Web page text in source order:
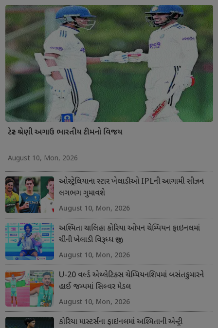
ટેસ્ટ શ્રેણી અગાઉ ભારતીય ટીમનો વિજય
August 10, Mon, 2026
ઓસ્ટ્રેલિયાના સ્ટાર ખેલાડીઓ IPLની આગામી સીઝન
લગભગ ગુમાવશે
August 10, Mon, 2026
અશ્મિતા ચાલિહા કોરિયા ઓપન ચેમ્પિયન ફાઇનલમાં
ચીની ખેલાડી વિરૂધ્ધ જીત
August 10, Mon, 2026
U-20 વર્લ્ડ એથ્લેટિક્સ ચેમ્પિયનશિપમાં બસંતકુમારને
હાઈ જમ્પમાં સિલ્વર મેડલ
August 10, Mon, 2026
કોરિયા માસ્ટર્સના ફાઇનલમાં અશ્મિતાની એન્ટ્રી